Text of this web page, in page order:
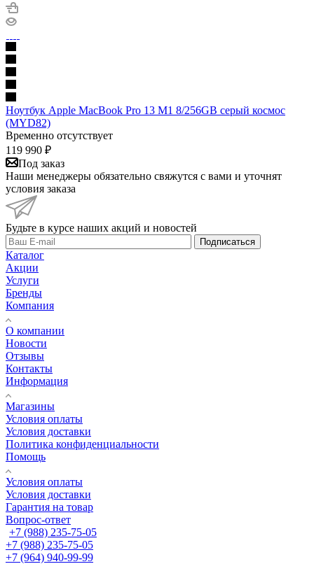
Ноутбук Apple MacBook Pro 13 M1 8/256GB серый космос
(MYD82)
Временно отсутствует
119 990 ₽
Под заказ
Наши менеджеры обязательно свяжутся с вами и уточнят
условия заказа
Будьте в курсе наших акций и новостей
Подписаться
Каталог
Акции
Услуги
Бренды
Компания
О компании
Новости
Отзывы
Контакты
Информация
Магазины
Условия оплаты
Условия доставки
Политика конфиденциальности
Помощь
Условия оплаты
Условия доставки
Гарантия на товар
Вопрос-ответ
+7 (988) 235-75-05
+7 (988) 235-75-05
+7 (964) 940-99-99